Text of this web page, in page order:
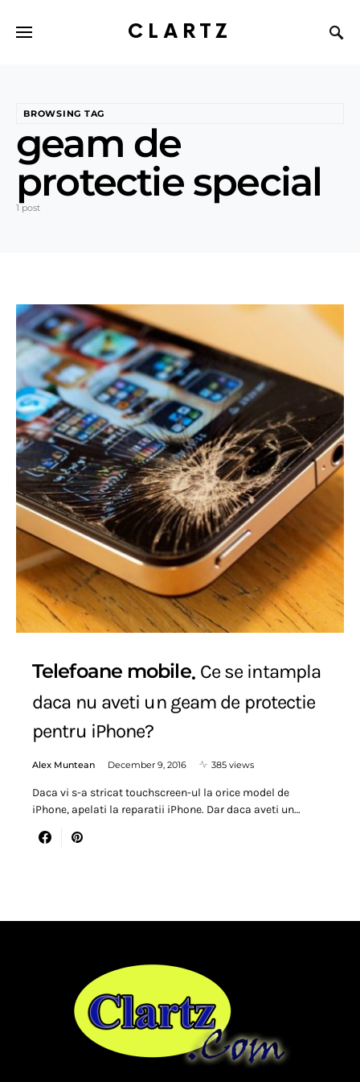
CLARTZ
BROWSING TAG
geam de
protectie special
1 post
Telefoane mobile Ce se intampla
daca nu aveti un geam de protectie
pentru iPhone?
Alex Muntean December 9, 2016 385 views
Daca vi s-a stricat touchscreen-ul la orice model de
iPhone, apelati la reparatii iPhone. Dar daca aveti un…